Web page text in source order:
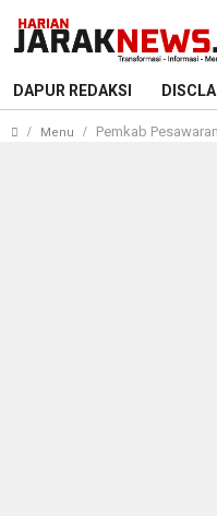
DAPUR REDAKSI
Menu Pemkab